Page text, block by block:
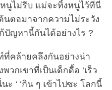
นูไม่รีบ แม่จะทิ้งหนูไว้ที่นี่
ตอมาจากความไม่ระวัง
ปัญหานี้กันได้อย่างไร ?
คล้ายคลึงกันอย่างน่า
วกเขาที่เป็นเด็กดื้อ ‘เร็ว
‘ ‘กิน ๆ เข้าไปซะ โลกนี้